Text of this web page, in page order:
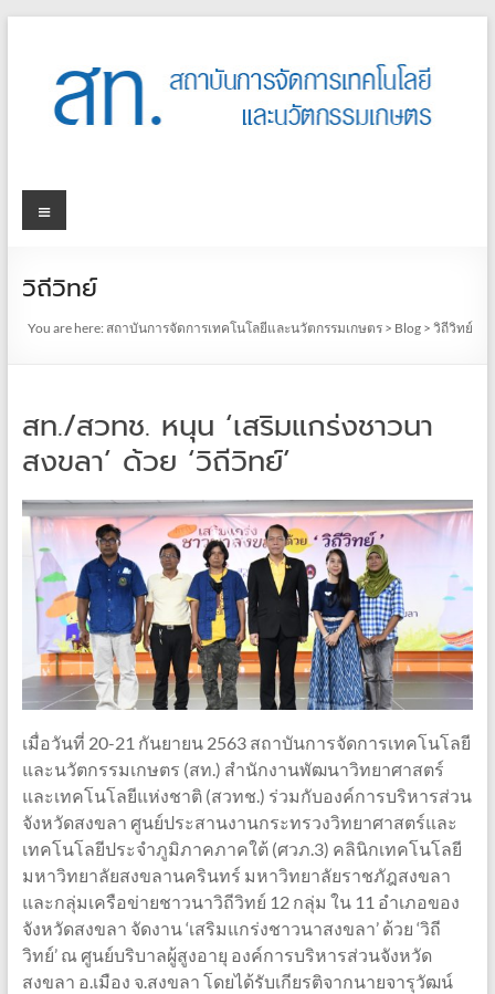
วิถีวิทย์
You are here: สถาบันการจัดการเทคโนโลยีและนวัตกรรมเกษตร > Blog >วิถีวิทย์
สท./สวทช. หนุน ‘เสริมแกร่งชาวนา
สงขลา’ ด้วย ‘วิถีวิทย์’
เมื่อวันที่ 20-21 กันยายน 2563 สถาบันการจัดการเทคโนโลยี
และนวัตกรรมเกษตร (สท.) สำนักงานพัฒนาวิทยาศาสตร์
และเทคโนโลยีแห่งชาติ (สวทช.) ร่วมกับองค์การบริหารส่วน
จังหวัดสงขลา ศูนย์ประสานงานกระทรวงวิทยาศาสตร์และ
เทคโนโลยีประจำภูมิภาคภาคใต้ (ศวภ.3) คลินิกเทคโนโลยี
มหาวิทยาลัยสงขลานครินทร์ มหาวิทยาลัยราชภัฎสงขลา
และกลุ่มเครือข่ายชาวนาวิถีวิทย์ 12 กลุ่ม ใน 11 อำเภอของ
จังหวัดสงขลา จัดงาน ‘เสริมแกร่งชาวนาสงขลา’ ด้วย ‘วิถี
วิทย์’ ณ ศูนย์บริบาลผู้สูงอายุ องค์การบริหารส่วนจังหวัด
สงขลา อ.เมือง จ.สงขลา โดยได้รับเกียรติจากนายจารุวัฒน์